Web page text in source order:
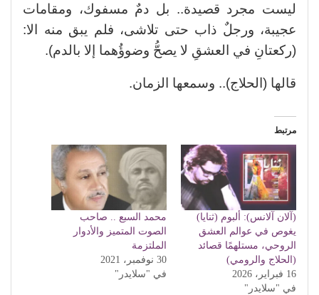
ليست مجرد قصيدة.. بل دمٌ مسفوك، ومقامات
عجيبة، ورجلٌ ذاب حتى تلاشى، فلم يبق منه الا:
(ركعتانِ في العشقِ لا يصحُّ وضوؤُهما إلا بالدم).
قالها (الحلاج).. وسمعها الزمان.
مرتبط
(آلان آلانس): ألبوم (ثنايا)
يغوص في عوالم العشق
الروحي، مستلهمًا قصائد
(الحلاج والرومي)
16 فبراير، 2026
في "سلايدر"
محمد السبع .. صاحب
الصوت المتميز والأدوار
الملتزمة
30 نوفمبر، 2021
في "سلايدر"